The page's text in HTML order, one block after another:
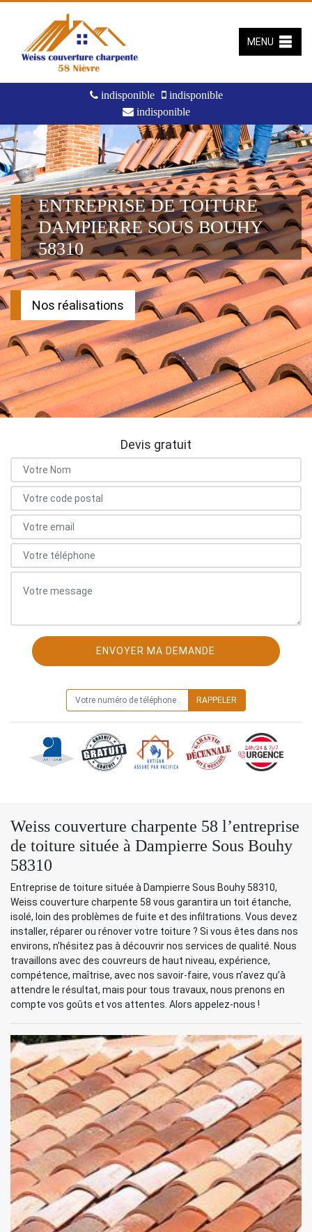
indisponible
indisponible
indisponible
MENU
ENTREPRISE DE TOITURE
DAMPIERRE SOUS BOUHY
58310
Nos réalisations
Devis gratuit
Weiss couverture charpente 58 l’entreprise
de toiture située à Dampierre Sous Bouhy
58310
Entreprise de toiture située à Dampierre Sous Bouhy 58310,
Weiss couverture charpente 58 vous garantira un toit étanche,
isolé, loin des problèmes de fuite et des infiltrations. Vous devez
installer, réparer ou rénover votre toiture ? Si vous êtes dans nos
environs, n’hésitez pas à découvrir nos services de qualité. Nous
travaillons avec des couvreurs de haut niveau, expérience,
compétence, maîtrise, avec nos savoir-faire, vous n’avez qu’à
attendre le résultat, mais pour tous travaux, nous prenons en
compte vos goûts et vos attentes. Alors appelez-nous !